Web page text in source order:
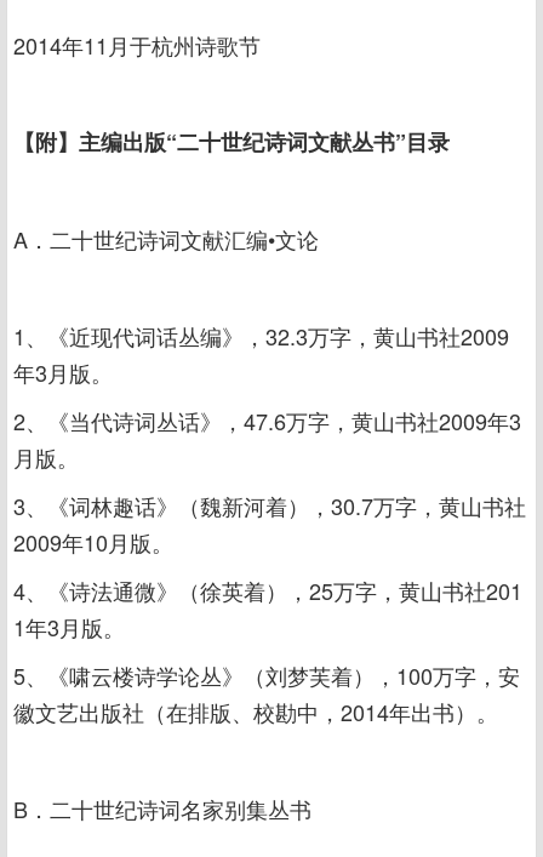
2014年11月于杭州诗歌节
【附】主编出版“二十世纪诗词文献丛书”目录
A．二十世纪诗词文献汇编•文论
1、《近现代词话丛编》，32.3万字，黄山书社2009
年3月版。
2、《当代诗词丛话》，47.6万字，黄山书社2009年3
月版。
3、《词林趣话》（魏新河着），30.7万字，黄山书社
2009年10月版。
4、《诗法通微》（徐英着），25万字，黄山书社201
1年3月版。
5、《啸云楼诗学论丛》（刘梦芙着），100万字，安
徽文艺出版社（在排版、校勘中，2014年出书）。
B．二十世纪诗词名家别集丛书